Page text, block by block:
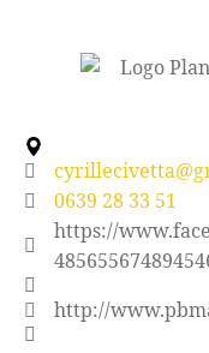
0639 28 33 51
https://
http://